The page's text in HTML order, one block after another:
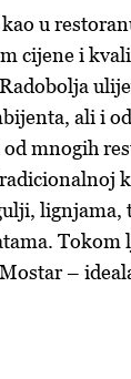
u
cijene i
ali i
mnogih
Tokom
–